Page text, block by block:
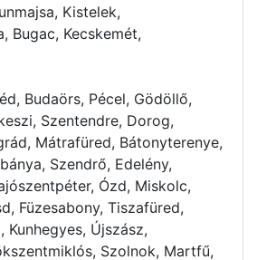
Kistelek,
Bugac, Kecskemét,
Budaörs, Pécel, Gödöllő,
Szentendre, Dorog,
Mátrafüred, Bátonyterenye,
Szendrő, Edelény,
Ózd, Miskolc,
Füzesabony, Tiszafüred,
Kunhegyes, Újszász,
Szolnok, Martfű,